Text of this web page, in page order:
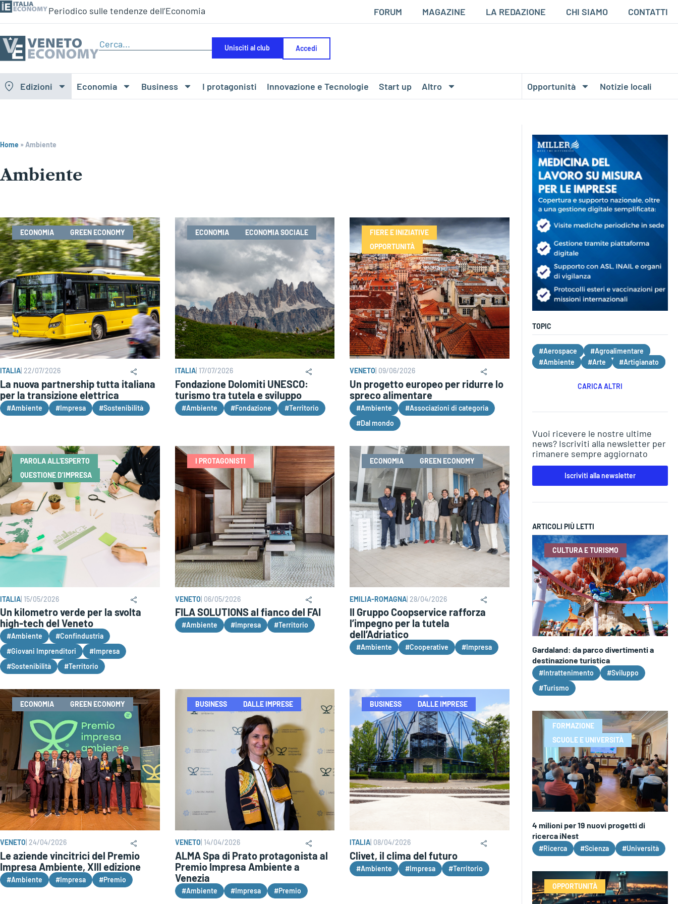
Periodico sulle tendenze dell’Economia FORUM MAGAZINE LA REDAZIONE CHI SIAMO CONTATTI
Unisciti al club Accedi
Edizioni Economia Business I protagonisti Innovazione e Tecnologie Start up Altro Opportunità Notizie locali
Home »Ambiente
Ambiente
ECONOMIA GREEN ECONOMY
ITALIA 22/07/2026
La nuova partnership tutta italiana
per la transizione elettrica
#Ambiente #Impresa #Sostenibilità
ECONOMIA ECONOMIA SOCIALE
ITALIA| 17/07/2026
Fondazione Dolomiti UNESCO:
turismo tra tutela e sviluppo
#Ambiente #Fondazione #Territorio
FIERE E INIZIATIVE
OPPORTUNITÀ
VENETO 09/06/2026
Un progetto europeo per ridurre lo
spreco alimentare
#Ambiente
#Associazioni di categoria
#Dal mondo
PAROLA ALL'ESPERTO
QUESTIONE D’IMPRESA
ITALIA 15/05/2026
Un kilometro verde per la svolta
high-tech del Veneto
#Ambiente
#Confindustria
#Giovani Imprenditori
#Impresa
#Sostenibilità
#Territorio
I PROTAGONISTI
VENETO 06/05/2026
FILA SOLUTIONS al fianco del FAI
#Ambiente #Impresa #Territorio
ECONOMIA GREEN ECONOMY
EMILIA-ROMAGNA 28/04/2026
Il Gruppo Coopservice rafforza
l’impegno per la tutela
dell’Adriatico
#Ambiente #Cooperative #Impresa
ECONOMIA GREEN ECONOMY
VENETO 24/04/2026
Le aziende vincitrici del Premio
Impresa Ambiente, XIII edizione
#Ambiente #Impresa #Premio
BUSINESS DALLE IMPRESE
VENETO 14/04/2026
ALMA Spa di Prato protagonista al
Premio Impresa Ambiente a
Venezia
#Ambiente #Impresa #Premio
BUSINESS DALLE IMPRESE
ITALIA 08/04/2026
Clivet, il clima del futuro
#Ambiente #Impresa #Territorio
TOPIC
#Aerospace
#Agroalimentare
#Ambiente
#Arte #Artigianato
CARICA ALTRI
Vuoi ricevere le nostre ultime
news? Iscriviti alla newsletter per
rimanere sempre aggiornato
Iscriviti alla newsletter
ARTICOLI PIÙ LETTI
CULTURA E TURISMO
Gardaland: da parco divertimenti a
destinazione turistica
#Intrattenimento
#Sviluppo
#Turismo
FORMAZIONE
SCUOLE E UNIVERSITÀ
4 milioni per 19 nuovi progetti di
ricerca iNest
#Ricerca #Scienza #Università
OPPORTUNITÀ